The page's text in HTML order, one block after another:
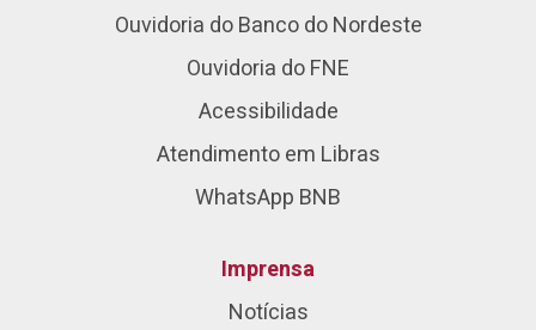
Ouvidoria do Banco do Nordeste
Ouvidoria do FNE
Acessibilidade
Atendimento em Libras
WhatsApp BNB
Imprensa
Notícias